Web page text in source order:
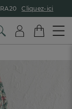
Cliquez-ici